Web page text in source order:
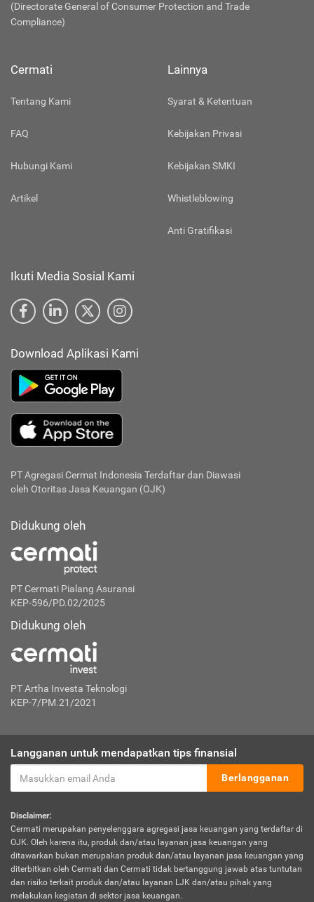
(Directorate General of Consumer Protection and Trade
Compliance)
Cermati
Tentang Kami
FAQ
Hubungi Kami
Artikel
Lainnya
Syarat & Ketentuan
Kebijakan Privasi
Kebijakan SMKI
Whistleblowing
Anti Gratifikasi
Ikuti Media Sosial Kami
Download Aplikasi Kami
PT Agregasi Cermat Indonesia Terdaftar dan Diawasi
oleh Otoritas Jasa Keuangan (OJK)
Didukung oleh
PT Cermati Pialang Asuransi
KEP-596/PD.02/2025
Didukung oleh
PT Artha Investa Teknologi
KEP-7/PM.21/2021
Langganan untuk mendapatkan tips finansial
Berlangganan
Disclaimer:
Cermati merupakan penyelenggara agregasi jasa keuangan yang terdaftar di
OJK. Oleh karena itu, produk dan/atau layanan jasa keuangan yang
ditawarkan bukan merupakan produk dan/atau layanan jasa keuangan yang
diterbitkan oleh Cermati dan Cermati tidak bertanggung jawab atas tuntutan
dan risiko terkait produk dan/atau layanan LJK dan/atau pihak yang
melakukan kegiatan di sektor jasa keuangan.